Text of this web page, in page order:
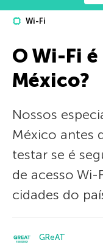
Wi-Fi
O Wi-Fi
México?
Nossos
México antes
testar se é
de acesso
cidades do
GReAT